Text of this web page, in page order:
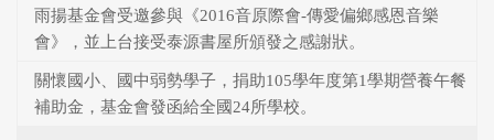
雨揚基金會受邀參與《2016音原際會-傳愛偏鄉感恩音樂
會》，並上台接受泰源書屋所頒發之感謝狀。
關懷國小、國中弱勢學子，捐助105學年度第1學期營養午餐
補助金，基金會發函給全國24所學校。